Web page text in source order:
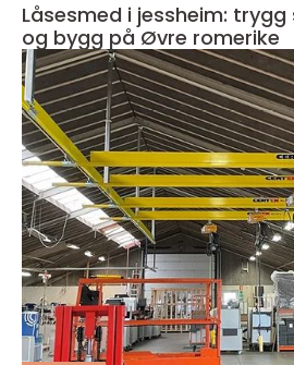
Låsesmed i jessheim:
og bygg på Øvre romerike